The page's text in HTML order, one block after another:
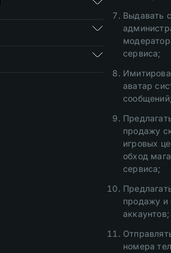
Выдавать
сервиса;
аватар
продажу
игровых
обход
сервиса;
продажу и
аккаунтов;
номера